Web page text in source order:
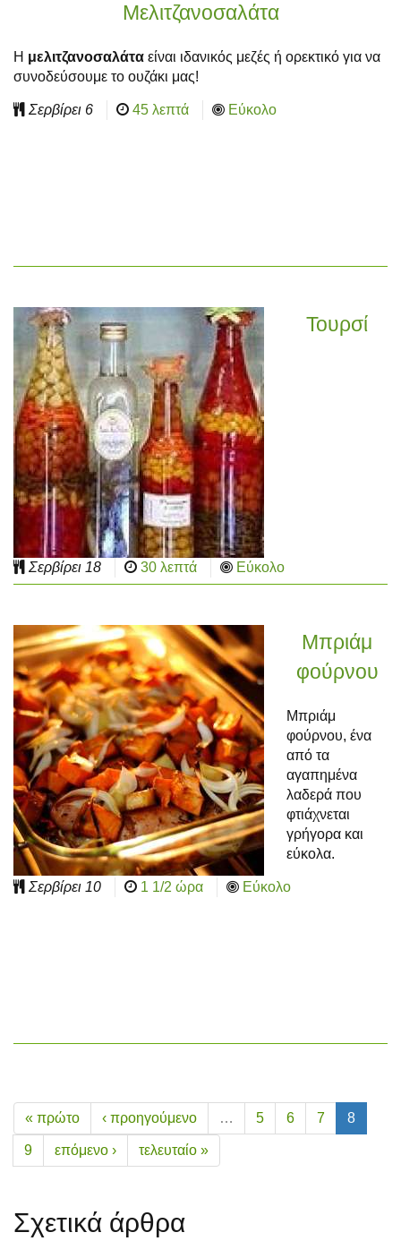
Μελιτζανοσαλάτα
Η μελιτζανοσαλάτα είναι ιδανικός μεζές ή ορεκτικό για να
συνοδεύσουμε το ουζάκι μας!
Σερβίρει 6 45 λεπτά Εύκολο
Τουρσί
Σερβίρει 18 30 λεπτά Εύκολο
Μπριάμ
φούρνου
Μπριάμ
φούρνου, ένα
από τα
αγαπημένα
λαδερά που
φτιάχνεται
γρήγορα και
εύκολα.
Σερβίρει 10 1 1/2 ώρα Εύκολο
« πρώτο ‹ προηγούμενο … 5 6 7 8
9 επόμενο › τελευταίο »
Σχετικά άρθρα